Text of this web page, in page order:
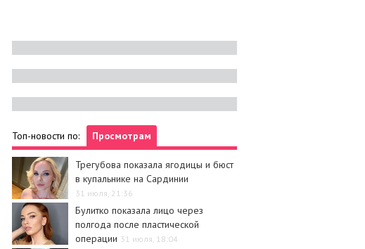
Топ-новости по: Просмотрам
Трегубова показала ягодицы и бюст
в купальнике на Сардинии
31 июля, 21:36
Булитко показала лицо через
полгода после пластической
операции 31 июля, 18:04